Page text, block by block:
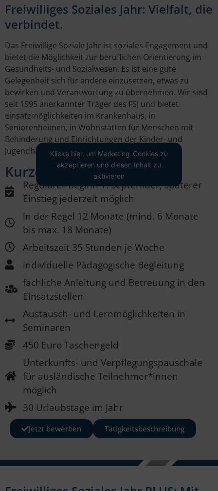
Freiwilliges Soziales Jahr: Vielfalt, die
verbindet.
Das Freiwillige Soziale Jahr ist soziales Engagement und
bietet die Möglichkeit zur beruflichen Orientierung im
Gesundheits- und Sozialwesen. Es ist eine gute
Gelegenheit sich für andere einzusetzen, etwas zu
bewirken und Verantwortung zu übernehmen. Wir sind
seit 1995 anerkannter Träger des FSJ und bietet
Einsatzmöglichkeiten im Krankenhaus, in
Seniorenheimen, in Wohnstätten für Menschen mit
Behinderung und Einrichtungen der Kinder- und
Jugendhilfe.
Klicke hier, um Marketing-Cookies zu
akzeptieren und diesen Inhalt zu
aktivieren
Kurzer Überblick
Regulärer Beginn 1. September, späterer
Einstieg jederzeit möglich
in der Regel 12 Monate (mind. 6 Monate
bis max. 18 Monate)
Arbeitszeit 35 Stunden je Woche
individuelle Pädagogische Begleitung
fachliche Anleitung und Betreuung in den
Einsatzstellen
Austausch- und Lernmöglichkeiten in
Seminaren
450 Euro Taschengeld
Unterkunfts- und Verpflegungspauschale
für ausländische Teilnehmer*innen
möglich
30 Urlaubstage im Jahr
Jetzt bewerben Tätigkeitsbeschreibung